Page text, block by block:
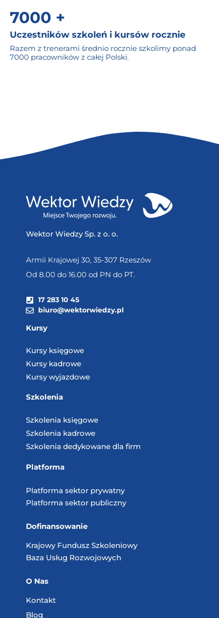
7000 +
Uczestników szkoleń i kursów rocznie
Razem z trenerami średnio rocznie szkolimy ponad
7000 pracowników z całej Polski.
Wektor Wiedzy Sp. z o. o.
Armii Krajowej 30, 35-307 Rzeszów
Od 8.00 do 16.00 od PN do PT.
17 283 10 45
biuro@wektorwiedzy.pl
Kursy
Kursy księgowe
Kursy kadrowe
Kursy wyjazdowe
Szkolenia
Szkolenia księgowe
Szkolenia kadrowe
Szkolenia dedykowane dla firm
Platforma
Platforma sektor prywatny
Platforma sektor publiczny
Dofinansowanie
Krajowy Fundusz Szkoleniowy
Baza Usług Rozwojowych
O Nas
Kontakt
Blog